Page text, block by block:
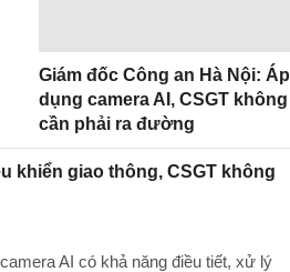
Giám đốc Công an Hà Nội: Áp
dụng camera AI, CSGT không
cần phải ra đường
khiển giao thông, CSGT không
AI có khả năng điều tiết, xử lý